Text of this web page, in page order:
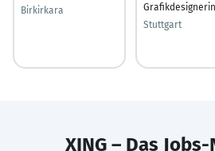
Birkirkara
Grafikdesignerin
Stuttgart
XING – Das